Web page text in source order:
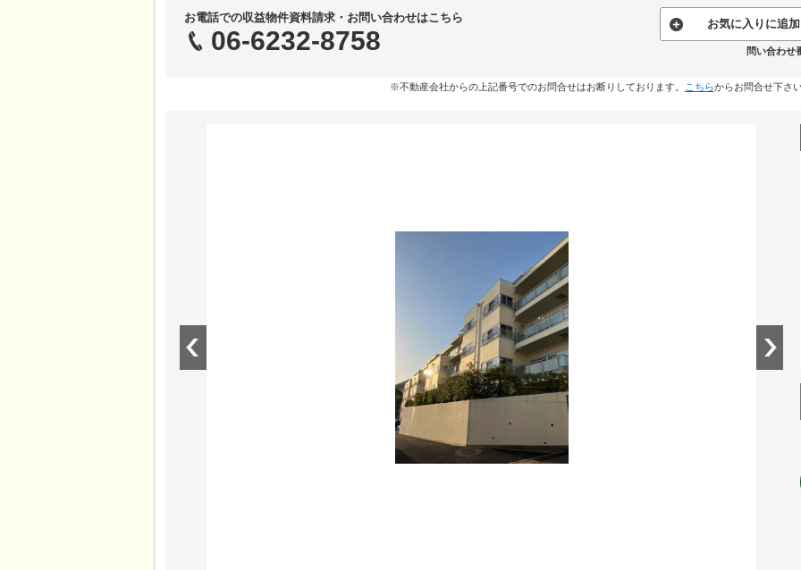
お電話での収益物件資料請求・お問い合わせはこちら
06-6232-8758
お気に入りに追加
問い合わ
※不動産会社からの上記番号でのお問合せはお断りしております。 こちらからお問合せ下さ